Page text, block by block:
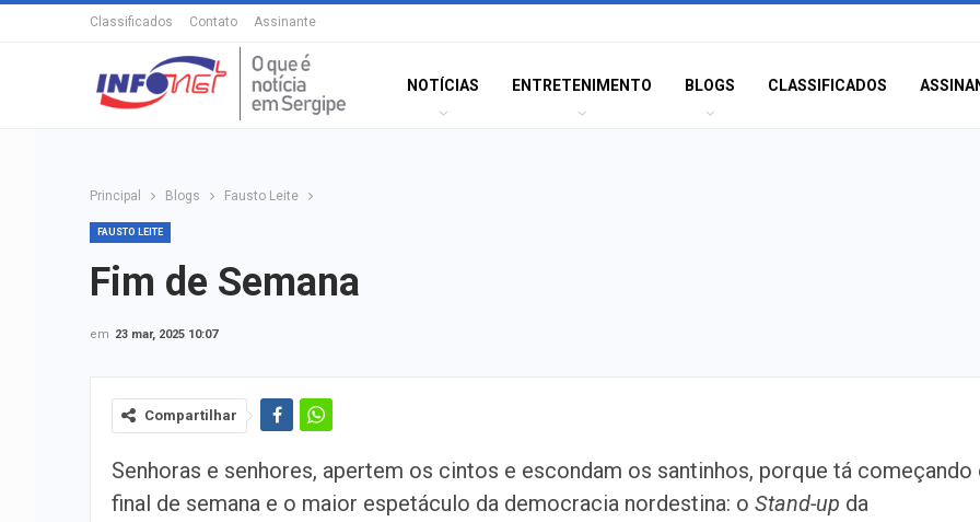
Classificados Contato Assinante
NOTÍCIAS ENTRETENIMENTO BLOGS CLASSIFICADOS
Principal Blogs Fausto Leite
FAUSTO LEITE
Fim de Semana
em 23 mar, 2025 10:07
Compartilhar
Senhoras e senhores, apertem os cintos e escondam os santinhos, porque tá começando
final de semana e o maior espetáculo da democracia nordestina: o Stand-up da
Corregedoria
de atendimento